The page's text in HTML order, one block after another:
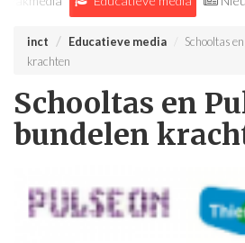
inct Educatieve media
Schooltas
krachten
Schooltas en
bundelen